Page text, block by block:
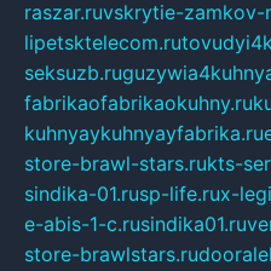
raszar.ruvskrytie-zamkov-
lipetsktelecom.ru
seksuzb.ru
fabrikaofabrikaokuhny.ru
kuhnyaykuhnyayfabrika.ru
store-brawl-stars.rukts-
sindika-01.rusp-life.rux-
e-abis-1-c.rusindika01.ru
store-brawlstars.ru